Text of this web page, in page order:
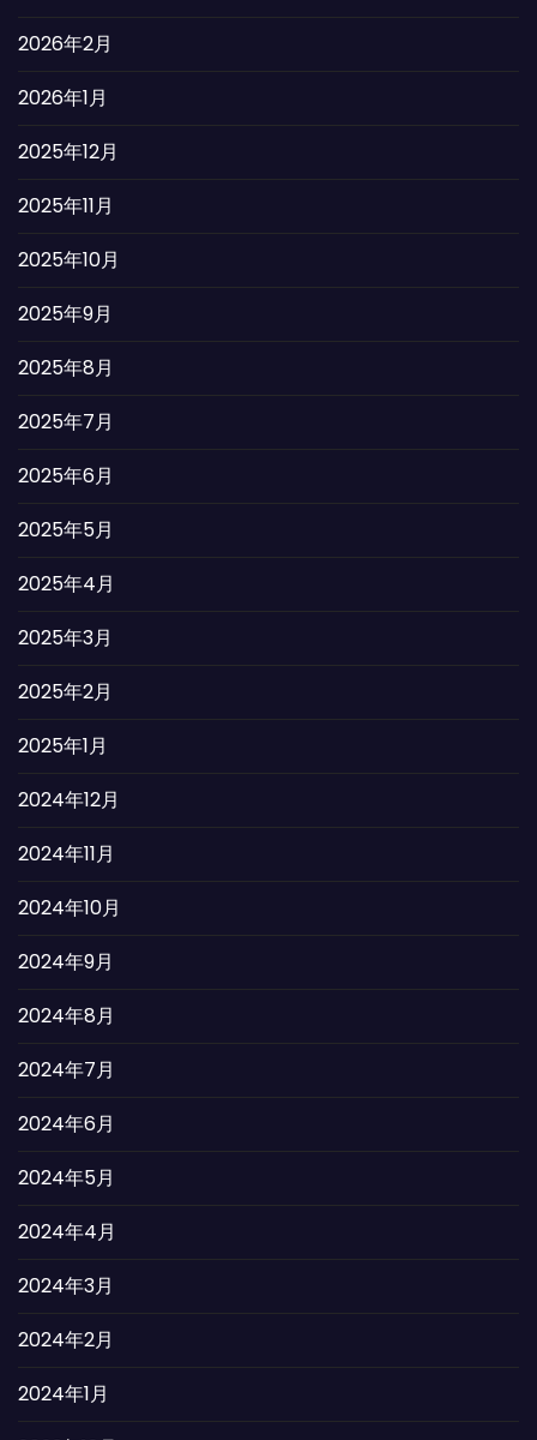
2026年2月
2026年1月
2025年12月
2025年11月
2025年10月
2025年9月
2025年8月
2025年7月
2025年6月
2025年5月
2025年4月
2025年3月
2025年2月
2025年1月
2024年12月
2024年11月
2024年10月
2024年9月
2024年8月
2024年7月
2024年6月
2024年5月
2024年4月
2024年3月
2024年2月
2024年1月